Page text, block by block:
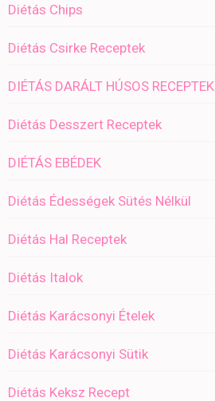
Diétás Chips
Diétás Csirke Receptek
DIÉTÁS DARÁLT HÚSOS RECEPTEK
Diétás Desszert Receptek
DIÉTÁS EBÉDEK
Diétás Édességek Sütés Nélkül
Diétás Hal Receptek
Diétás Italok
Diétás Karácsonyi Ételek
Diétás Karácsonyi Sütik
Diétás Keksz Recept